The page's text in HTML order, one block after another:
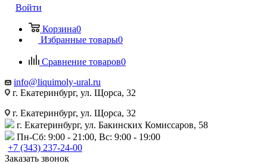
Войти
Корзина0
Избранные товары0
Сравнение товаров0
info@liquimoly-ural.ru
г. Екатеринбург, ул. Щорса, 32
г. Екатеринбург, ул. Щорса, 32
г. Екатеринбург, ул. Бакинских Комиссаров, 58
Пн-Сб: 9:00 - 21:00, Вс: 9:00 - 19:00
+7 (343) 237-24-00
Заказать звонок